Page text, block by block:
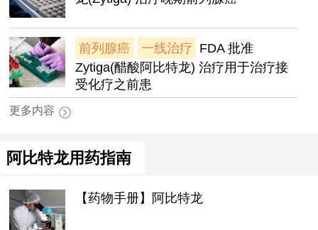
前列腺癌 一线治疗 FDA 批准
Zytiga(醋酸阿比特龙) 治疗用于治疗接
受化疗之前患
更多内容
阿比特龙用药指南
【药物手册】阿比特龙